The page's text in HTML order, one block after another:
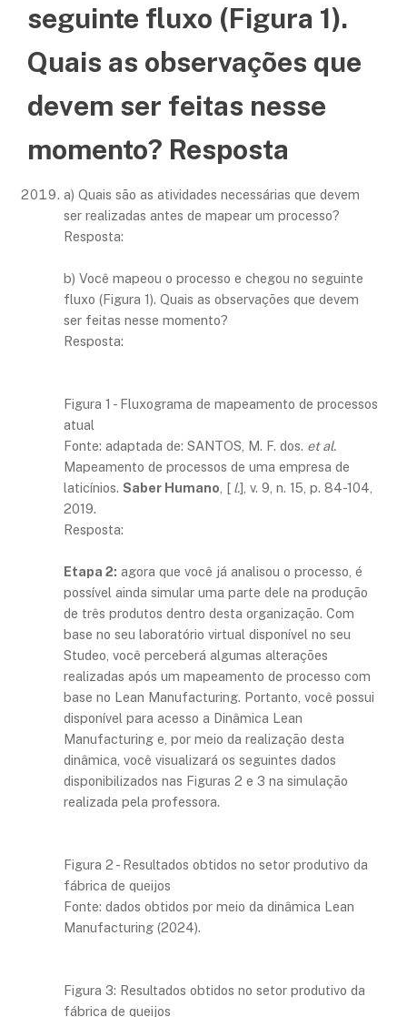
seguinte fluxo (Figura 1).
Quais as observações que
devem ser feitas nesse
momento? Resposta
a) Quais são as atividades necessárias que devem
ser realizadas antes de mapear um processo?
Resposta:
b) Você mapeou o processo e chegou no seguinte
fluxo (Figura 1). Quais as observações que devem
ser feitas nesse momento?
Resposta:
Figura 1 - Fluxograma de mapeamento de processos
atual
Fonte: adaptada de: SANTOS, M. F. dos. et al.
Mapeamento de processos de uma empresa de
laticínios. Saber Humano , [ l.], v. 9, n. 15, p. 84-104,
2019.
Resposta:
Etapa 2: agora que você já analisou o processo, é
possível ainda simular uma parte dele na produção
de três produtos dentro desta organização. Com
base no seu laboratório virtual disponível no seu
Studeo, você perceberá algumas alterações
realizadas após um mapeamento de processo com
base no Lean Manufacturing. Portanto, você possui
disponível para acesso a Dinâmica Lean
Manufacturing e, por meio da realização desta
dinâmica, você visualizará os seguintes dados
disponibilizados nas Figuras 2 e 3 na simulação
realizada pela professora.
Figura 2 - Resultados obtidos no setor produtivo da
fábrica de queijos
Fonte: dados obtidos por meio da dinâmica Lean
Manufacturing (2024).
Figura 3: Resultados obtidos no setor produtivo da
fábrica de queijos